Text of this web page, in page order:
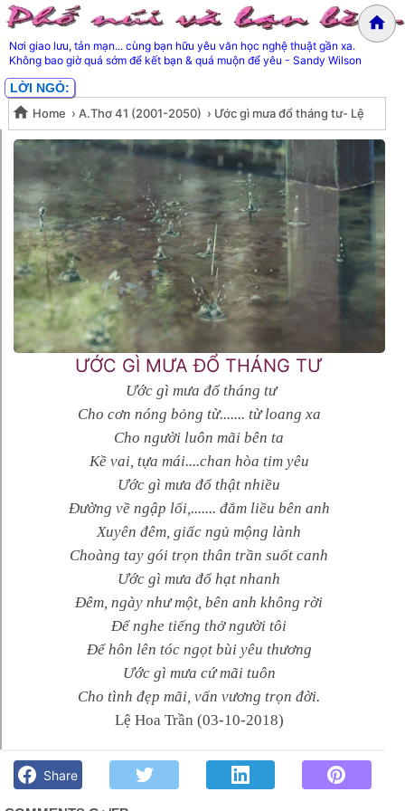
Nơi giao lưu, tản mạn... cùng bạn hữu yêu văn học nghệ thuật gần xa.
Không bao giờ quá sớm để kết bạn & quá muộn để yêu - Sandy Wilson
LỜI NGỎ:
Home › A.Thơ 41 (2001-2050) › Ước gì mưa đổ tháng tư- Lệ
Hoa Trần
Ước gì mưa đổ tháng tư- Lệ Hoa
Trần
ƯỚC GÌ MƯA ĐỔ THÁNG TƯ
Ước gì mưa đổ tháng tư
Cho cơn nóng bỏng từ....... từ loang xa
Cho người luôn mãi bên ta
Kề vai, tựa mái....chan hòa tim yêu
Ước gì mưa đổ thật nhiều
Đường về ngập lối,....... đắm liều bên anh
Xuyên đêm, giấc ngủ mộng lành
Choàng tay gói trọn thân trần suốt canh
Ước gì mưa đổ hạt nhanh
Đêm, ngày như một, bên anh không rời
Để nghe tiếng thở người tôi
Để hôn lên tóc ngọt bùi yêu thương
Ước gì mưa cứ mãi tuôn
Cho tình đẹp mãi, vấn vương trọn đời.
Lệ Hoa Trần (03-10-2018)
và bạn bè. Chút gì để nhớ!
Share